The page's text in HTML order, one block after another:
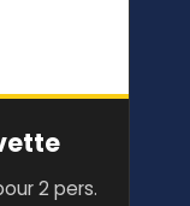
2 pers.